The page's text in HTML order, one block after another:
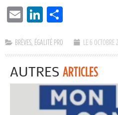
EMAIL LINKEDIN
BRÈVES, ÉGALITÉ PRO LE 6 OCTOBRE
AUTRES ARTICLES